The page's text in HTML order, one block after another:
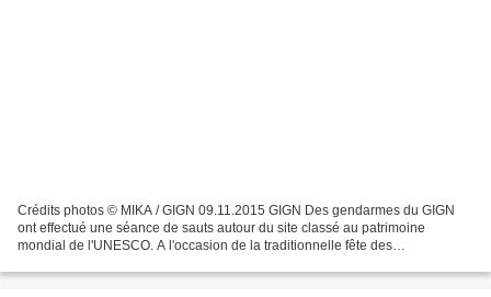
Crédits photos © MIKA / GIGN 09.11.2015 GIGN Des gendarmes du GIGN
ont effectué une séance de sauts autour du site classé au patrimoine
mondial de l'UNESCO. A l'occasion de la traditionnelle fête des